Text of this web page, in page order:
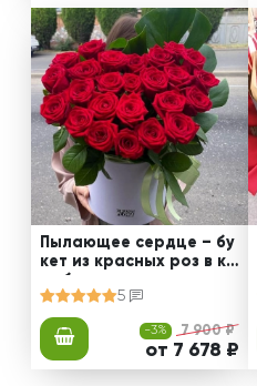
Пылающее сердце – бу
кет из красных роз в ко
робке
5
-3% 7 900 ₽
от 7 678 ₽